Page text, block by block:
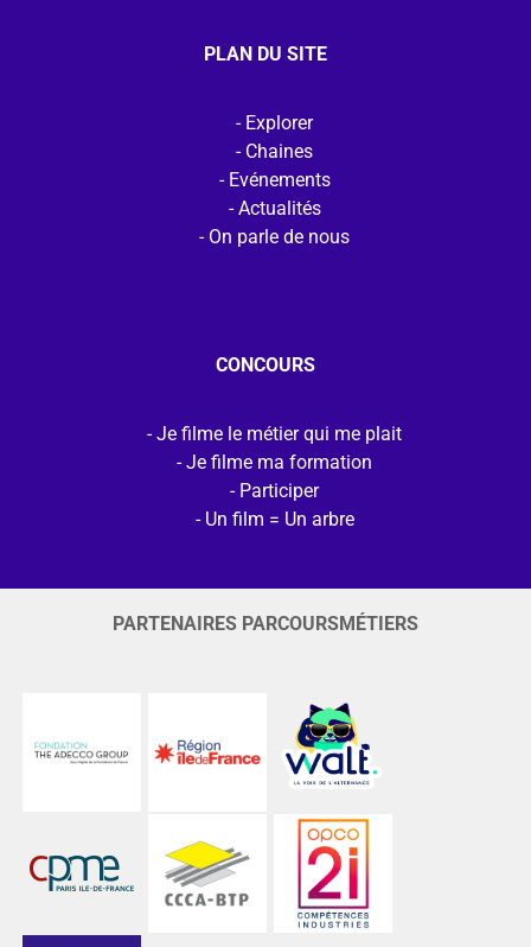
PLAN DU SITE
Explorer
Chaines
Evénements
Actualités
On parle de nous
CONCOURS
Je filme le métier qui me plait
Je filme ma formation
Participer
Un film = Un arbre
PARTENAIRES PARCOURSMÉTIERS